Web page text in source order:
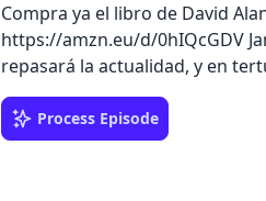
Compra ya el libro de David
https://amzn.eu/d/0hIQcGDV Jano García acompañado por Juan Andrés Rubert
repasará la actualidad, y en
Costantini comentarán como
"asesoría" de una empresa de
como presunto intermediario
Process Episode